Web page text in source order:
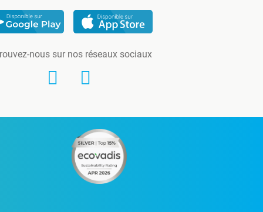
nous sur nos réseaux sociaux